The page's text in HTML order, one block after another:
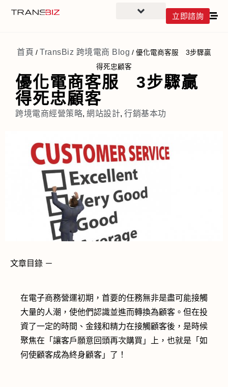
立即諮詢
首頁 / TransBiz 跨境電商 Blog / 優化電商客服 3步驟贏
得死忠顧客
優化電商客服 3步驟贏
得死忠顧客
跨境電商經營策略, 網站設計, 行銷基本功
文章目錄 －
在電子商務營運初期，首要的任務無非是盡可能接觸
大量的人潮，使他們認識並進而轉換為顧客。但在投
資了一定的時間、金錢和精力在接觸顧客後，是時候
聚焦在「讓客戶願意回頭再次購買」上，也就是「如
何使顧客成為終身顧客」了！